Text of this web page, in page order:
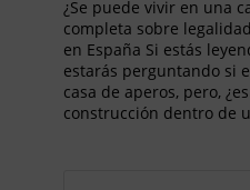
¿Se puede vivir en una
completa sobre
en España Si estás
estarás perguntando si
casa de aperos, pero,
construcción dentro de